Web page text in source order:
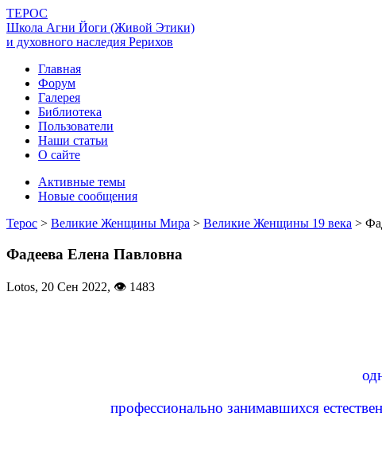
ТЕРОС
Школа Агни Йоги (Живой Этики)
и духовного наследия Рерихов
Главная
Форум
Галерея
Библиотека
Пользователи
Наши статьи
О сайте
Активные темы
Новые сообщения
Терос > Великие Женщины Мира > Великие Женщины 19 века >
Фадеева Елена Павловна
Lotos, 20 Сен 2022, 👁 1483
профессионально занимавшихся